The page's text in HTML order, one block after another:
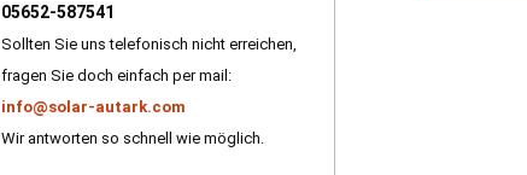
05652-587541
Sollten Sie uns telefonisch nicht erreichen,
fragen Sie doch einfach per mail:
info@solar-autark.com
Wir antworten so schnell wie möglich.